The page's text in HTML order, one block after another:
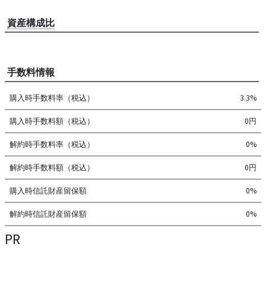
資産構成比
手数料情報
購入時手数料率（税込） 3.3%
購入時手数料額（税込） 0円
解約時手数料率（税込） 0%
解約時手数料額（税込） 0円
購入時信託財産留保額 0%
解約時信託財産留保額 0%
PR